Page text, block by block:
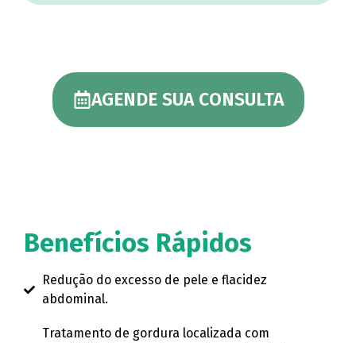
AGENDE SUA CONSULTA
Benefícios Rápidos
Redução do excesso de pele e flacidez
abdominal.
Tratamento de gordura localizada com